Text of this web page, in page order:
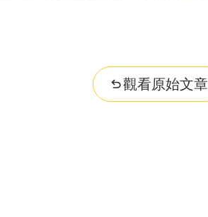
觀看原始文章